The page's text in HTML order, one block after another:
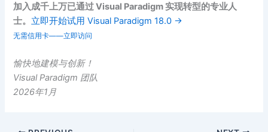
加入成千上万已通过 Visual Paradigm 实现转型的专业人
士。 立即开始试用 Visual Paradigm 18.0 →
无需信用卡——立即访问
愉快地建模与创新！
Visual Paradigm 团队
2026年1月